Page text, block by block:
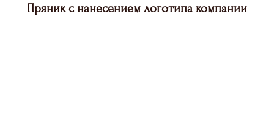
Пряник с нанесением логотипа компании